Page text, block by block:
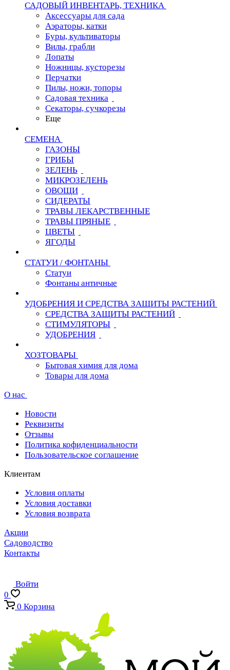
САДОВЫЙ ИНВЕНТАРЬ, ТЕХНИКА
Аксессуары для сада
Аэраторы, катки
Буры, культиваторы
Вилы, грабли
Лопаты
Ножницы, кусторезы
Перчатки
Пилы, ножи, топоры
Садовая техника
Секаторы, сучкорезы
Еще
СЕМЕНА
ГАЗОНЫ
ГРИБЫ
ЗЕЛЕНЬ
МИКРОЗЕЛЕНЬ
ОВОЩИ
СИДЕРАТЫ
ТРАВЫ ЛЕКАРСТВЕННЫЕ
ТРАВЫ ПРЯНЫЕ
ЦВЕТЫ
ЯГОДЫ
СТАТУИ / ФОНТАНЫ
Статуи
Фонтаны античные
УДОБРЕНИЯ И СРЕДСТВА ЗАЩИТЫ РАСТЕНИЙ
СРЕДСТВА ЗАЩИТЫ РАСТЕНИЙ
СТИМУЛЯТОРЫ
УДОБРЕНИЯ
ХОЗТОВАРЫ
Бытовая химия для дома
Товары для дома
О нас
Новости
Реквизиты
Отзывы
Политика кофиденциальности
Пользовательское соглашение
Клиентам
Условия оплаты
Условия доставки
Условия возврата
Акции
Садоводство
Контакты
Войти
0
0 Корзина